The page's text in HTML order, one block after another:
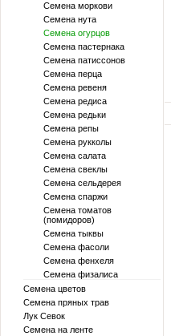
Семена моркови
Семена нута
Семена огурцов
Семена пастернака
Семена патиссонов
Семена перца
Семена ревеня
Семена редиса
Семена редьки
Семена репы
Семена рукколы
Семена салата
Семена свеклы
Семена сельдерея
Семена спаржи
Семена томатов
(помидоров)
Семена тыквы
Семена фасоли
Семена фенхеля
Семена физалиса
Семена цветов
Семена пряных трав
Лук Севок
Семена на ленте